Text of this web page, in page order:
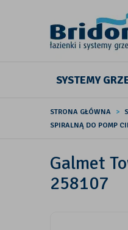
SYSTEMY
STRONA GŁÓWNA
SPIRALNĄ DO POMP
Galmet
258107